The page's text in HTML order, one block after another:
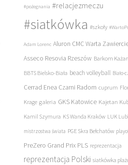
#pożegnania #relacjezmeczu
#siatkówka #szkoły
Adam Lorenc Aluron CMC Warta
Asseco Resovia Rzeszów Barkom
BBTS Bielsko-Biała beach volleyball Biało-
Cerrad Enea Czarni Radom cuprum
Krage galeria GKS Katowice Kajetan
Kamil Szymura KS Wanda Kraków LUK
mistrzostwa świata PGE Skra Bełchatów
PreZero Grand Prix PLS reprezentacja
reprezentacja Polski siatkówka